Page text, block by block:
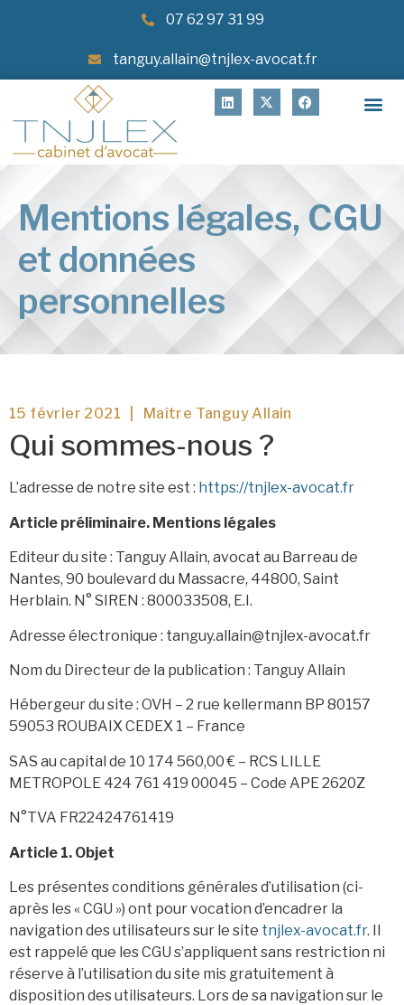
07 62 97 31 99
tanguy.allain@tnjlex-avocat.fr
Mentions légales, CGU
et données
personnelles
15 février 2021 | Maître Tanguy Allain
Qui sommes-nous ?
L’adresse de notre site est : https://tnjlex-avocat.fr
Article préliminaire. Mentions légales
Editeur du site : Tanguy Allain, avocat au Barreau de
Nantes, 90 boulevard du Massacre, 44800, Saint
Herblain. N° SIREN : 800033508, E.I.
Adresse électronique : tanguy.allain@tnjlex-avocat.fr
Nom du Directeur de la publication : Tanguy Allain
Hébergeur du site : OVH – 2 rue kellermann BP 80157
59053 ROUBAIX CEDEX 1 – France
SAS au capital de 10 174 560,00 € – RCS LILLE
METROPOLE 424 761 419 00045 – Code APE 2620Z
N°TVA FR22424761419
Article 1. Objet
Les présentes conditions générales d’utilisation (ci-
après les « CGU ») ont pour vocation d’encadrer la
navigation des utilisateurs sur le site tnjlex-avocat.fr. Il
est rappelé que les CGU s’appliquent sans restriction ni
réserve à l’utilisation du site mis gratuitement à
disposition des utilisateurs. Lors de sa navigation sur le